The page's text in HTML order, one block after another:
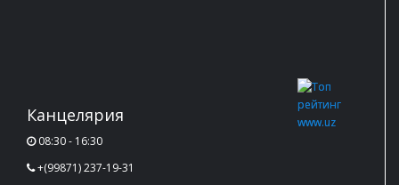
Канцелярия
08:30 - 16:30
+(99871) 237-19-31